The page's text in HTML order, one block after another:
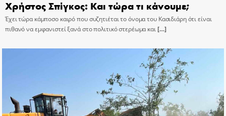
Χρήστος Σπίγκος: Και τώρα τι κάνουμε;
Έχει τώρα κάμποσο καιρό που συζητιέται το όνομα του Κασιδιάρη ότι είναι
πιθανό να εμφανιστεί ξανά στο πολιτικό στερέωμα και[…]